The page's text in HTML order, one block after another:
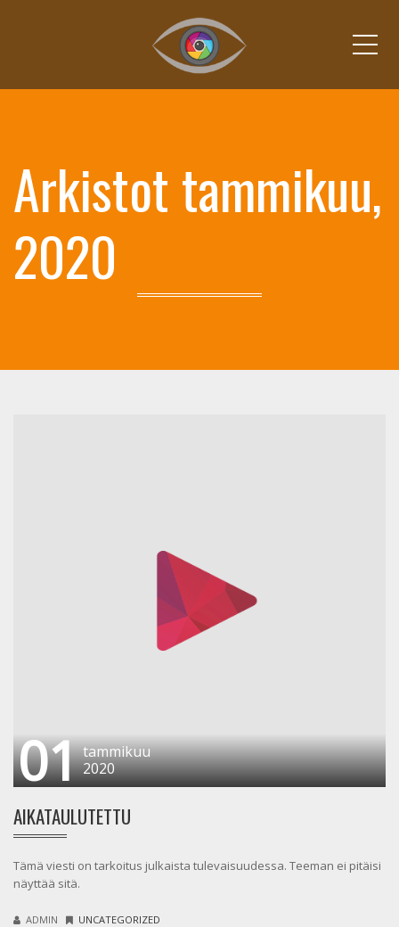
Arkistot tammikuu,
2020
01 tammikuu
2020
AIKATAULUTETTU
Tämä viesti on tarkoitus julkaista tulevaisuudessa. Teeman ei pitäisi
näyttää sitä.
ADMIN UNCATEGORIZED